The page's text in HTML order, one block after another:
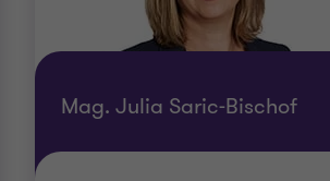
Mag. Julia Saric-Bischof